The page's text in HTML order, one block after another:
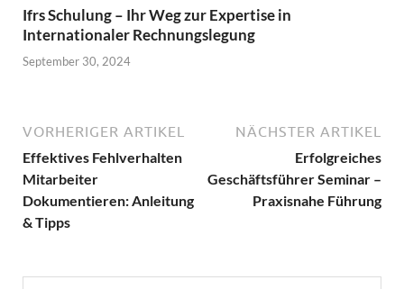
Ifrs Schulung – Ihr Weg zur Expertise in
Internationaler Rechnungslegung
September 30, 2024
VORHERIGER ARTIKEL
Effektives Fehlverhalten
Mitarbeiter
Dokumentieren: Anleitung
& Tipps
NÄCHSTER ARTIKEL
Erfolgreiches
Geschäftsführer Seminar –
Praxisnahe Führung